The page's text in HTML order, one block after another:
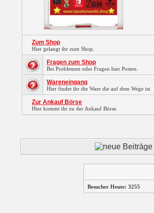
Zum Shop
Hier gelangt ihr zum Shop.
Fragen zum Shop
Bei Problemen oder Fragen hier Posten.
Wareneingang
Hier findet ihr die Ware die auf dem Wege ist.
Zur Ankauf Börse
Hier kommt ihr zu der Ankauf Börse.
Besucher Heute: 3255